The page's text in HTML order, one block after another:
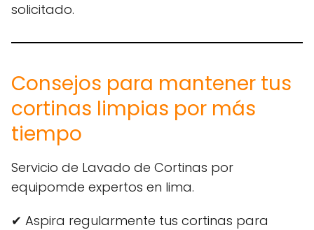
solicitado.
Consejos para mantener tus
cortinas limpias por más
tiempo
Servicio de Lavado de Cortinas por
equipomde expertos en lima.
✔ Aspira regularmente tus cortinas para